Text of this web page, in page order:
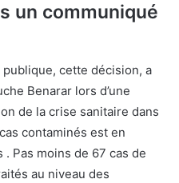
un communiqué
cette décision, a
Benarar lors d’une
de la crise sanitaire dans
contaminés est en
Pas moins de 67 cas de
au niveau des